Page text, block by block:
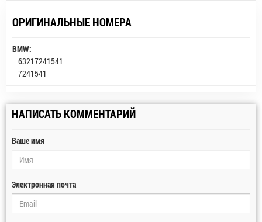
ОРИГИНАЛЬНЫЕ НОМЕРА
BMW:
63217241541
7241541
НАПИСАТЬ КОММЕНТАРИЙ
Ваше имя
Электронная почта